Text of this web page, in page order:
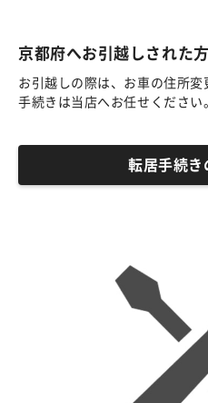
京都府へお引越しされた
お引越しの際は、お車の住所変
手続きは当店へお任せください
転居手続き